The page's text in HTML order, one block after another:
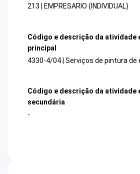
213 | EMPRESARIO (INDIVIDUAL)
Código e descrição da atividade
principal
4330-4/04 | Serviços de pintura de
Código e descrição da atividade
secundária
-